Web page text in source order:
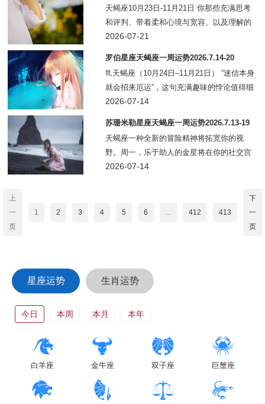
日
天蝎座10月23日-11月21日 你那些充满思考
和评判、带着柔和心境与宽容、以及理解的
日子，在周三画上句号，天蝎座。那一天将
2026-07-21
罗伯星座天蝎座一周运势2026.7.14-20
♏天蝎座（10月24日–11月21日） “迷信本身
就会招来厄运”，这句充满趣味的悖论值得细
细品味。它调侃我们总默认无形的力量在记
2026-07-14
苏珊米勒星座天蝎座一周运势2026.7.13-19
天蝎座一种全新的冒险精神将拓宽你的视
野。周一，乐于助人的金星将在你的社交宫
与特立独行的天王星进行一场棘手的会合，
摸不着头脑。周二，新月将出现在你的学习
宫，此时正是
2026-07-14
上
一
页
1 2 3 4 5 6 ... 412 413
下
一
页
星座运势 生肖运势
今日 本周 本月 本年
白羊座 金牛座 双子座 巨蟹座